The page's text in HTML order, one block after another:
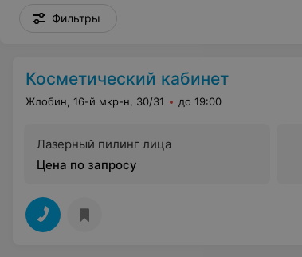
Фильтры
Косметический кабинет
Жлобин, 16-й мкр-н, 30/31 до 19:00
Лазерный пилинг лица
Цена по запросу